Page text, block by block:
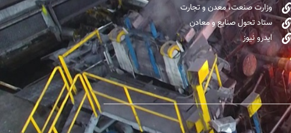
وزارت صنعت، معدن و تجارت
ستاد تحول صنایع و معادن
ایدرو نیوز